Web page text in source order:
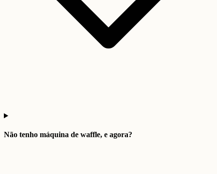
Não tenho máquina de waffle, e agora?